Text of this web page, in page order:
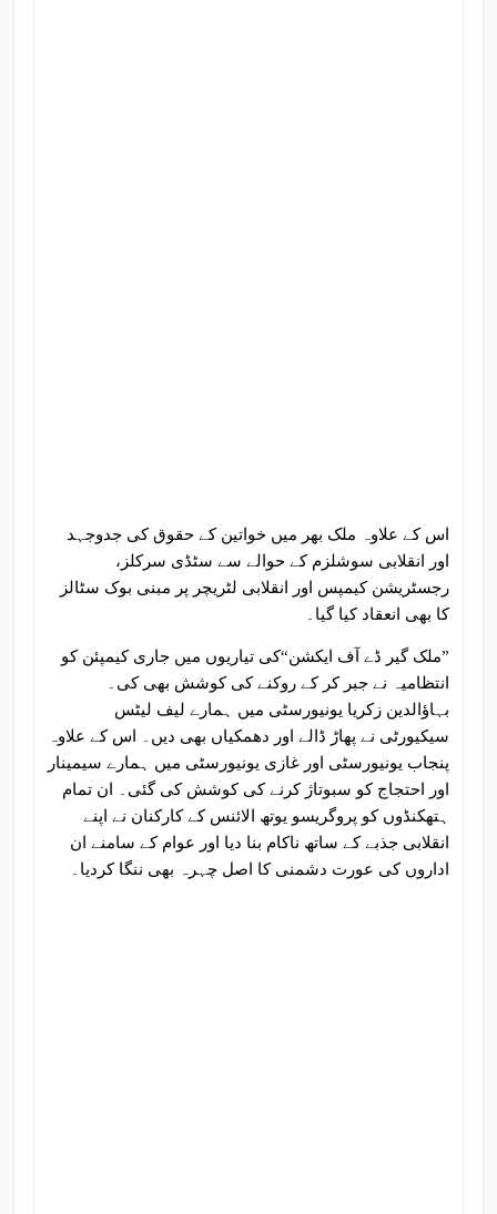
اس کے علاوہ ملک بھر میں خواتین کے حقوق کی جدوجہد
اور انقلابی سوشلزم کے حوالے سے سٹڈی سرکلز،
رجسٹریشن کیمپس اور انقلابی لٹریچر پر مبنی بوک سٹالز
کا بھی انعقاد کیا گیا۔
”ملک گیر ڈے آف ایکشن“کی تیاریوں میں جاری کیمپئن کو
انتظامیہ نے جبر کر کے روکنے کی کوشش بھی کی۔
بہاؤالدین زکریا یونیورسٹی میں ہمارے لیف لیٹس
سیکیورٹی نے پھاڑ ڈالے اور دھمکیاں بھی دیں۔ اس کے علاوہ
پنجاب یونیورسٹی اور غازی یونیورسٹی میں ہمارے سیمینار
اور احتجاج کو سبوتاژ کرنے کی کوشش کی گئی۔ ان تمام
ہتھکنڈوں کو پروگریسو یوتھ الائنس کے کارکنان نے اپنے
انقلابی جذبے کے ساتھ ناکام بنا دیا اور عوام کے سامنے ان
اداروں کی عورت دشمنی کا اصل چہرہ بھی ننگا کردیا۔